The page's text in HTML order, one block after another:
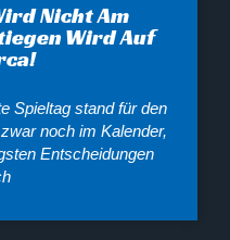
Nicht Am
Wird Auf
Spieltag stand für den
noch im Kalender,
Entscheidungen